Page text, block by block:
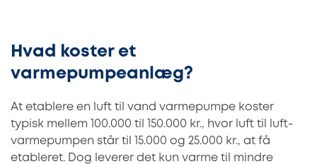
Hvad koster et
varmepumpeanlæg?
At etablere en luft til vand varmepumpe koster
typisk mellem 100.000 til 150.000 kr., hvor luft til luft-
varmepumpen står til 15.000 og 25.000 kr., at få
etableret. Dog leverer det kun varme til mindre